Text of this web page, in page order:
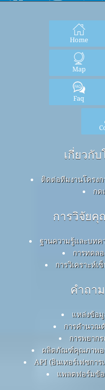
Home
Map
Faq
เกี่ยวกั
ติดต่อทีมงานโครง
กด
การวิจัย
ฐานความรู้และบท
การทดล
การวิเคราะห์
คำถา
แหล่งข้อ
การคำนวณ
การพยาก
ผลิตภัณฑ์คุณภาพอ
API (อินเทอร์เฟซกา
แพลตฟอร์มข้